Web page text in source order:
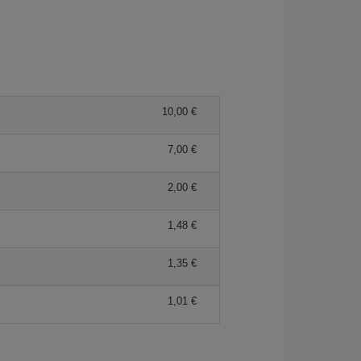
10,00
7,00
2,00
1,48
1,35
1,01